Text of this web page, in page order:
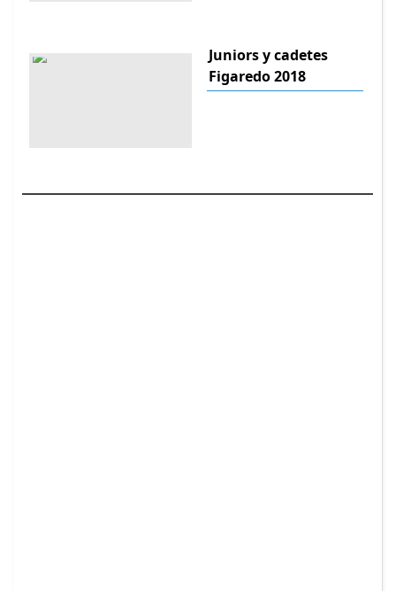
Juniors y cadetes
Figaredo 2018